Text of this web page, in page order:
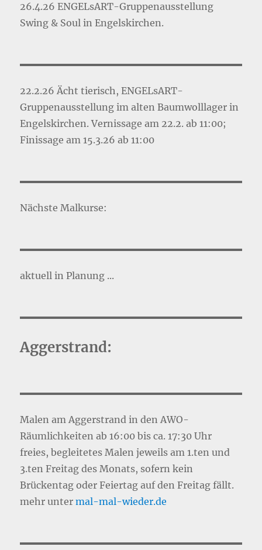
26.4.26 ENGELsART-Gruppenausstellung
Swing & Soul in Engelskirchen.
22.2.26 Ächt tierisch, ENGELsART-
Gruppenausstellung im alten Baumwolllager in
Engelskirchen. Vernissage am 22.2. ab 11:00;
Finissage am 15.3.26 ab 11:00
Nächste Malkurse:
aktuell in Planung ...
Aggerstrand:
Malen am Aggerstrand in den AWO-
Räumlichkeiten ab 16:00 bis ca. 17:30 Uhr
freies, begleitetes Malen jeweils am 1.ten und
3.ten Freitag des Monats, sofern kein
Brückentag oder Feiertag auf den Freitag fällt.
mehr untermal-mal-wieder.de